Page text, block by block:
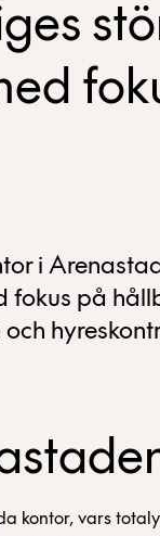
i
fokus på
kontor, vars